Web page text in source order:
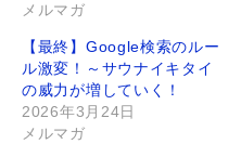
メルマガ
【最終】Google検索のルー
ル激変！～サウナイキタイ
の威力が増していく！
2026年3月24日
メルマガ